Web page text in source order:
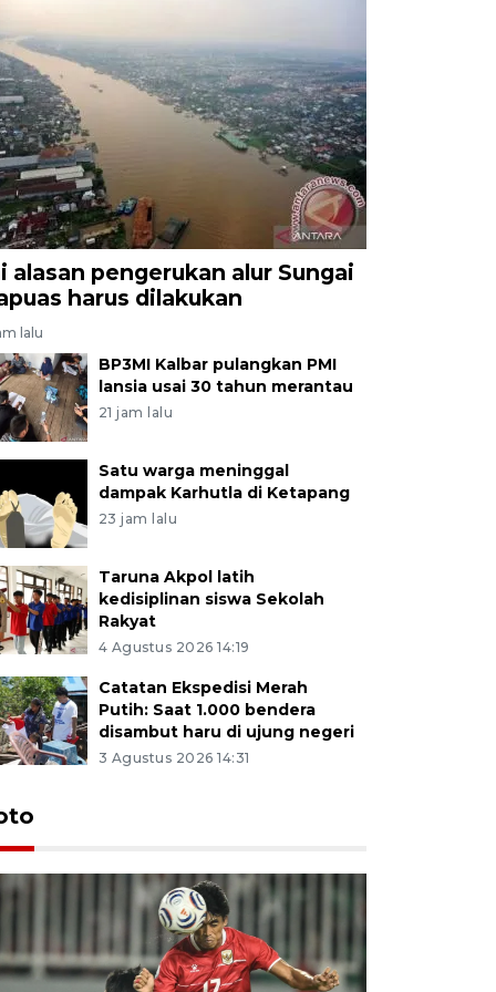
alasan pengerukan alur Sungai
harus dilakukan
lalu
BP3MI Kalbar pulangkan PMI
lansia usai 30 tahun merantau
21 jam lalu
Satu warga meninggal
dampak Karhutla di Ketapang
23 jam lalu
Taruna Akpol latih
kedisiplinan siswa Sekolah
Rakyat
4 Agustus 2026 14:19
Catatan Ekspedisi Merah
Putih: Saat 1.000 bendera
disambut haru di ujung negeri
3 Agustus 2026 14:31